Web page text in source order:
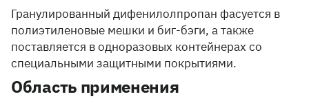
Гранулированный дифенилолпропан фасуется в
полиэтиленовые мешки и биг-бэги, а также
поставляется в одноразовых контейнерах со
специальными защитными покрытиями.
Область применения